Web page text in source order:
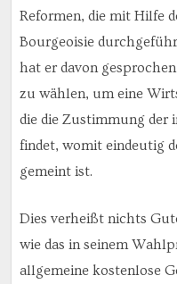
Reformen, die mit Hilfe
Bourgeoisie
hat er davon
zu wählen, um eine
die die Zustimmung
findet, womit eindeutig
gemeint ist.
Dies verheißt nichts
wie das in seinem
allgemeine kostenlose